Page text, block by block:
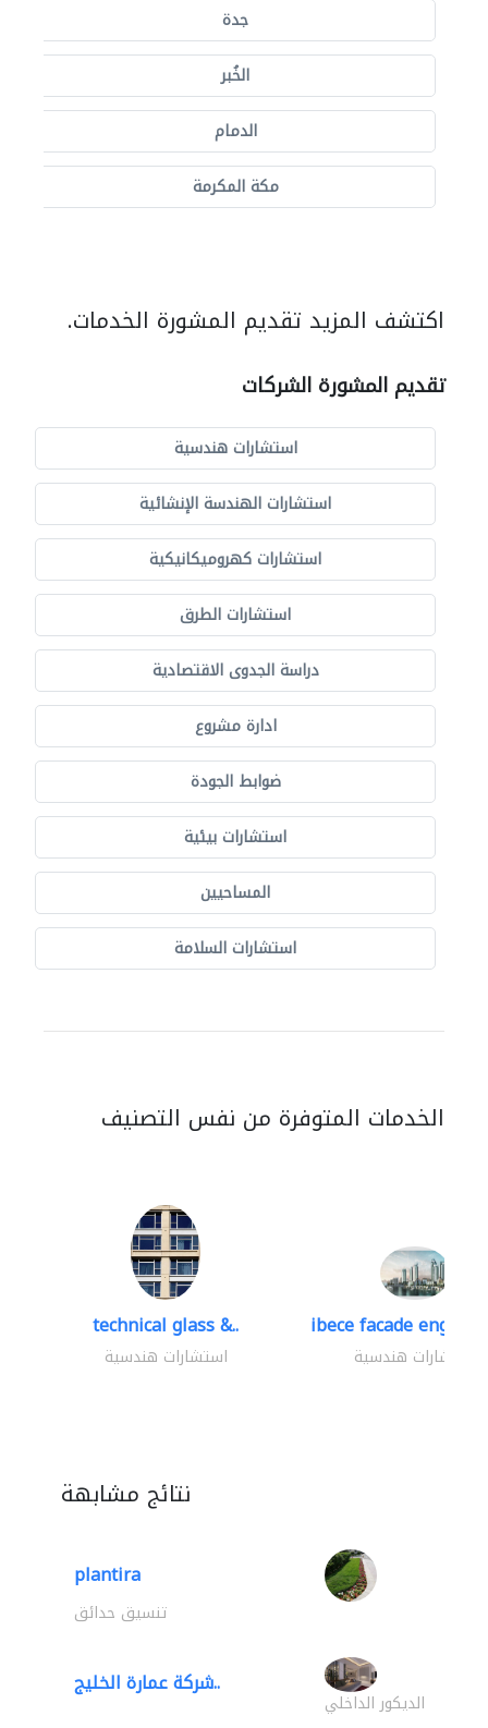
جدة
الخُبر
الدمام
مكة المكرمة
اكتشف المزيد تقديم المشورة الخدمات.
تقديم المشورة الشركات
استشارات هندسية
استشارات الهندسة الإنشائية
استشارات كهروميكانيكية
استشارات الطرق
دراسة الجدوى الاقتصادية
ادارة مشروع
ضوابط الجودة
استشارات بيئية
المساحيين
استشارات السلامة
الخدمات المتوفرة من نفس التصنيف
technical glass &..
استشارات هندسية
ibece facade
استشارات هندسية
نتائج مشابهة
plantira
تنسيق حدائق
شركة عمارة الخليج..
الديكور الداخلي